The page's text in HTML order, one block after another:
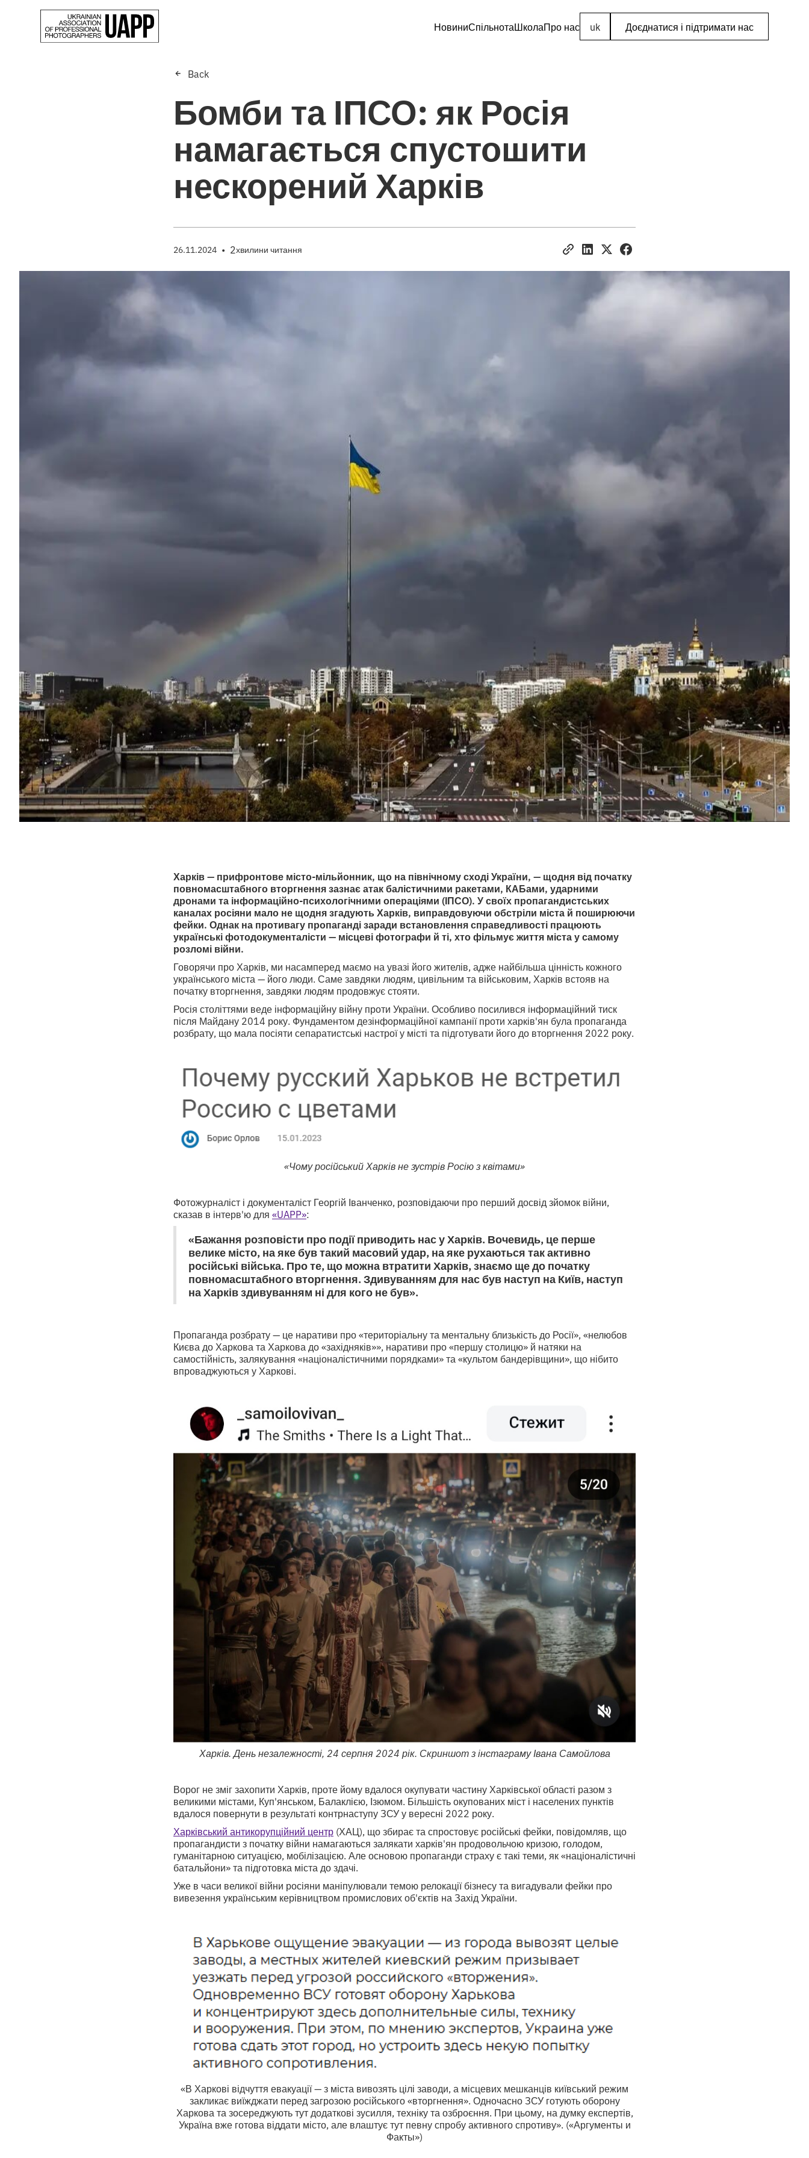
НовиниСпільнотаШколаПро нас uk Доєднатися і підтримати нас
Back
Бомби та ІПСО: як Росія
намагається спустошити
нескорений Харків
26.11.2024 • 2хвилини читання
Харків — прифронтове місто-мільйонник, що на північному сході України, — щодня від початку
повномасштабного вторгнення зазнає атак балістичними ракетами, КАБами, ударними
дронами та інформаційно-психологічними операціями (ІПСО). У своїх пропагандистських
каналах росіяни мало не щодня згадують Харків, виправдовуючи обстріли міста й поширюючи
фейки. Однак на противагу пропаганді заради встановлення справедливості працюють
українські фотодокументалісти — місцеві фотографи й ті, хто фільмує життя міста у самому
розломі війни.
Говорячи про Харків, ми насамперед маємо на увазі його жителів, адже найбільша цінність кожного
українського міста — його люди. Саме завдяки людям, цивільним та військовим, Харків встояв на
початку вторгнення, завдяки людям продовжує стояти.
Росія століттями веде інформаційну війну проти України. Особливо посилився інформаційний тиск
після Майдану 2014 року. Фундаментом дезінформаційної кампанії проти харків'ян була пропаганда
розбрату, що мала посіяти сепаратистські настрої у місті та підготувати його до вторгнення 2022 року.
«Чому російський Харків не зустрів Росію з квітами»
Фотожурналіст і документаліст Георгій Іванченко, розповідаючи про перший досвід зйомок війни,
сказав в інтерв'ю для «UAPP»:
«Бажання розповісти про події приводить нас у Харків. Вочевидь, це перше
велике місто, на яке був такий масовий удар, на яке рухаються так активно
російські війська. Про те, що можна втратити Харків, знаємо ще до початку
повномасштабного вторгнення. Здивуванням для нас був наступ на Київ, наступ
на Харків здивуванням ні для кого не був».
Пропаганда розбрату — це наративи про «територіальну та ментальну близькість до Росії», «нелюбов
Києва до Харкова та Харкова до «західняків»», наративи про «першу столицю» й натяки на
самостійність, залякування «націоналістичними порядками» та «культом бандерівщини», що нібито
впроваджуються у Харкові.
Харків. День незалежності, 24 серпня 2024 рік. Скриншот з інстаграму Івана Самойлова
Ворог не зміг захопити Харків, проте йому вдалося окупувати частину Харківської області разом з
великими містами, Куп'янськом, Балаклією, Ізюмом. Більшість окупованих міст і населених пунктів
вдалося повернути в результаті контрнаступу ЗСУ у вересні 2022 року.
Харківський антикорупційний центр (ХАЦ), що збирає та спростовує російські фейки, повідомляв, що
пропагандисти з початку війни намагаються залякати харків'ян продовольчою кризою, голодом,
гуманітарною ситуацією, мобілізацією. Але основою пропаганди страху є такі теми, як «націоналістичні
батальйони» та підготовка міста до здачі.
Уже в часи великої війни росіяни маніпулювали темою релокації бізнесу та вигадували фейки про
вивезення українським керівництвом промислових об'єктів на Захід України.
«В Харкові відчуття евакуації — з міста вивозять цілі заводи, а місцевих мешканців київський режим
закликає виїжджати перед загрозою російського «вторгнення». Одночасно ЗСУ готують оборону
Харкова та зосереджують тут додаткові зусилля, техніку та озброєння. При цьому, на думку експертів,
Україна вже готова віддати місто, але влаштує тут певну спробу активного спротиву». («Аргументы и
Факты»)